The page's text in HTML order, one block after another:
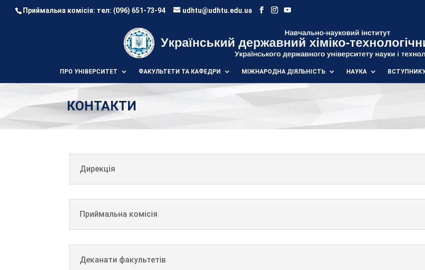
Приймальна комісія: тел: (096) 651-73-94 udhtu@udhtu.edu.ua
ПРО УНІВЕРСИТЕТ ФАКУЛЬТЕТИ ТА КАФЕДРИ МІЖНАРОДНА ДІЯЛЬНІСТЬ НАУКА
КОНТАКТИ
Дирекція
Приймальна комісія
Деканати факультетів